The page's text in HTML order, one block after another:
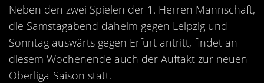
Über uns
Trainingszeiten
Sommerturnier
Termine
News
Nachwuchs
Neben den zwei Spielen der 1. Herren Mannschaft,
die Samstagabend daheim gegen Leipzig und
Sonntag auswärts gegen Erfurt antritt, findet an
diesem Wochenende auch der Auftakt zur neuen
Oberliga-Saison statt.